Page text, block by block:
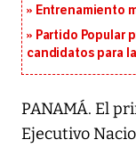
Entrenamiento
Partido Popular
candidatos para
PANAMÁ. El
Ejecutivo